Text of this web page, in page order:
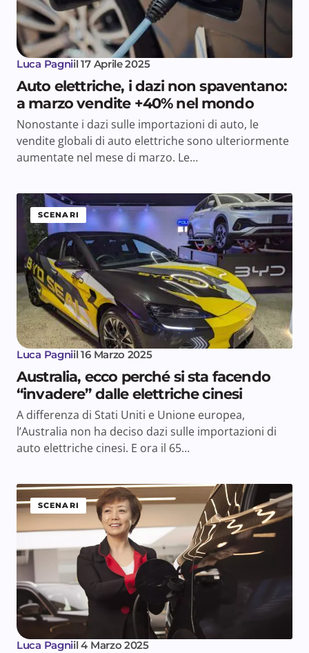
Luca Pagniil 17 Aprile 2025
Auto elettriche, i dazi non spaventano:
a marzo vendite +40% nel mondo
Nonostante i dazi sulle importazioni di auto, le
vendite globali di auto elettriche sono ulteriormente
aumentate nel mese di marzo. Le…
SCENARI
Luca Pagniil 16 Marzo 2025
Australia, ecco perché si sta facendo
“invadere” dalle elettriche cinesi
A differenza di Stati Uniti e Unione europea,
l’Australia non ha deciso dazi sulle importazioni di
auto elettriche cinesi. E ora il 65…
SCENARI
Luca Pagniil 4 Marzo 2025